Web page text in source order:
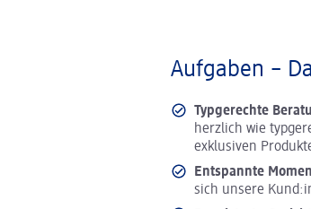
Aufgaben –
Typgerechte
herzlich wie
exklusiven
Entspannte
sich unsere